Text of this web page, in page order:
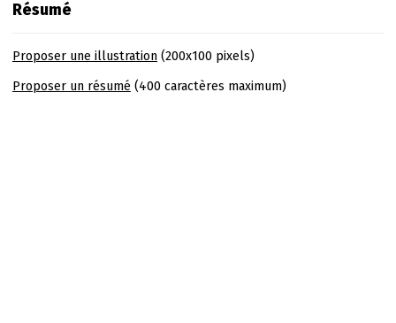
Résumé
Proposer une illustration(200x100 pixels)
Proposer un résumé (400 caractères maximum)